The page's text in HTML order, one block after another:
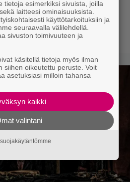
ihan plektralta” –
Megadethiä
tietoja esimerkiksi sivuista, joilla
laitteesi ominaisuuksista.
käyttötarkoituksiin ja
seuraavalla välilehdellä.
sivuston toimivuuteen ja
käsitellä tietoja myös ilman
siihen oikeutettu peruste. Voit
asetuksiasi milloin tahansa
kaikki
valintani